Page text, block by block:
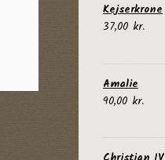
Kejserkrone
37,00 kr.
Amalie
90,00 kr.